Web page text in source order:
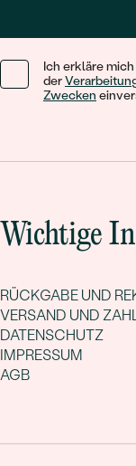
Ich erkläre
der
Zwecken
Wichtige
RÜCKGABE UND
VERSAND UND
DATENSCHUTZ
IMPRESSUM
AGB